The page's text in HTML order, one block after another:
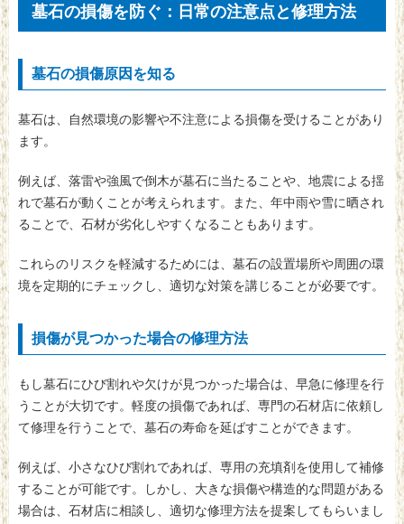
墓石の損傷を防ぐ：日常の注意点と修理方法
墓石の損傷原因を知る
墓石は、自然環境の影響や不注意による損傷を受けることがあり
ます。
例えば、落雷や強風で倒木が墓石に当たることや、地震による揺
れで墓石が動くことが考えられます。また、年中雨や雪に晒され
ることで、石材が劣化しやすくなることもあります。
これらのリスクを軽減するためには、墓石の設置場所や周囲の環
境を定期的にチェックし、適切な対策を講じることが必要です。
損傷が見つかった場合の修理方法
もし墓石にひび割れや欠けが見つかった場合は、早急に修理を行
うことが大切です。軽度の損傷であれば、専門の石材店に依頼し
て修理を行うことで、墓石の寿命を延ばすことができます。
例えば、小さなひび割れであれば、専用の充填剤を使用して補修
することが可能です。しかし、大きな損傷や構造的な問題がある
場合は、石材店に相談し、適切な修理方法を提案してもらいまし